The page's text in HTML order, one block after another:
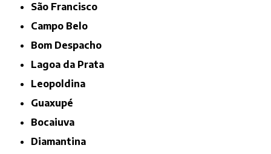
São Francisco
Campo Belo
Bom Despacho
Lagoa da Prata
Leopoldina
Guaxupé
Bocaiuva
Diamantina